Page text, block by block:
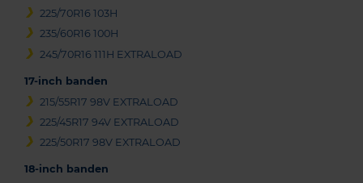
225/70R16 103H
235/60R16 100H
245/70R16 111H EXTRALOAD
17-inch banden
215/55R17 98V EXTRALOAD
225/45R17 94V EXTRALOAD
225/50R17 98V EXTRALOAD
18-inch banden